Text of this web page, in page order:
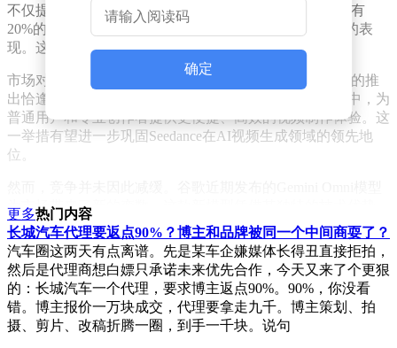
不仅提升了视频质量，据透露，其生成效果较2.0版本将有
20%的提升，还在视频间的过渡和衔接上实现了更自然的表
现。这一改进将极大提升视频创作的专业度和观赏性。
市场对先进视频生成工具的需求持续增长，Seedance 2.1的推
出恰逢其时。预计新版本将很快集成到剪映等热门应用中，为
普通用户和专业创作者提供更便捷、高效的视频制作体验。这
一举措有望进一步巩固Seedance在AI视频生成领域的领先地
位。
为市场带来了新的变数。这款新模型凭借其独特的技术优势，
正在视频生成领域崭露头角。面对日益激烈的市场竞争，包括
Seedance在内的各大模型都在加快迭代步伐，通过持续创新来
满足用户不断变化的需求。这场技术竞赛正在推动整个AI视
频生成行业向更高水平发展。
确定
更多热门内容
长城汽车代理要返点90%？博主和品牌被同一个中间商耍了？
汽车圈这两天有点离谱。先是某车企嫌媒体长得丑直接拒拍，
然后是代理商想白嫖只承诺未来优先合作，今天又来了个更狠
的：长城汽车一个代理，要求博主返点90%。90%，你没看
错。博主报价一万块成交，代理要拿走九千。博主策划、拍
摄、剪片、改稿折腾一圈，到手一千块。说句